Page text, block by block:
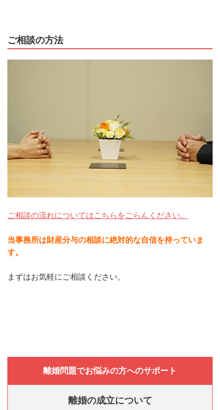
ご相談の方法
ご相談の流れについてはこちらをごらんください。
当事務所は財産分与の相談に絶対的な自信を持っていま
す。
まずはお気軽にご相談ください。
離婚問題でお悩みの方へのサポート
離婚の成立について